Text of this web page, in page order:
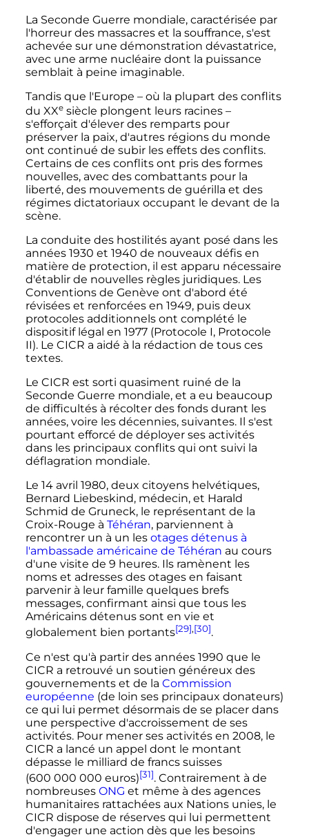
La Seconde Guerre mondiale, caractérisée par
l'horreur des massacres et la souffrance, s'est
achevée sur une démonstration dévastatrice,
avec une arme nucléaire dont la puissance
semblait à peine imaginable.
Tandis que l'Europe – où la plupart des conflits
du XXe siècle plongent leurs racines –
s'efforçait d'élever des remparts pour
préserver la paix, d'autres régions du monde
ont continué de subir les effets des conflits.
Certains de ces conflits ont pris des formes
nouvelles, avec des combattants pour la
liberté, des mouvements de guérilla et des
régimes dictatoriaux occupant le devant de la
scène.
La conduite des hostilités ayant posé dans les
années 1930 et 1940 de nouveaux défis en
matière de protection, il est apparu nécessaire
d'établir de nouvelles règles juridiques. Les
Conventions de Genève ont d'abord été
révisées et renforcées en 1949, puis deux
protocoles additionnels ont complété le
dispositif légal en 1977 (Protocole I, Protocole
II). Le CICR a aidé à la rédaction de tous ces
textes.
Le CICR est sorti quasiment ruiné de la
Seconde Guerre mondiale, et a eu beaucoup
de difficultés à récolter des fonds durant les
années, voire les décennies, suivantes. Il s'est
pourtant efforcé de déployer ses activités
dans les principaux conflits qui ont suivi la
déflagration mondiale.
Le 14 avril 1980, deux citoyens helvétiques,
Bernard Liebeskind, médecin, et Harald
Schmid de Gruneck, le représentant de la
Croix-Rouge à Téhéran, parviennent à
rencontrer un à un les otages détenus à
l'ambassade américaine de Téhéran au cours
d'une visite de 9 heures. Ils ramènent les
noms et adresses des otages en faisant
parvenir à leur famille quelques brefs
messages, confirmant ainsi que tous les
Américains détenus sont en vie et
globalement bien portants[29],[30].
Ce n'est qu'à partir des années 1990 que le
CICR a retrouvé un soutien généreux des
gouvernements et de la Commission
européenne (de loin ses principaux donateurs)
ce qui lui permet désormais de se placer dans
une perspective d'accroissement de ses
activités. Pour mener ses activités en 2008, le
CICR a lancé un appel dont le montant
dépasse le milliard de francs suisses
(600 000 000 euros)[31]. Contrairement à de
nombreuses ONG et même à des agences
humanitaires rattachées aux Nations unies, le
CICR dispose de réserves qui lui permettent
d'engager une action dès que les besoins